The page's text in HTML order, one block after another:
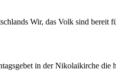
Wir, das Volk sind
in der Nikolaikirche